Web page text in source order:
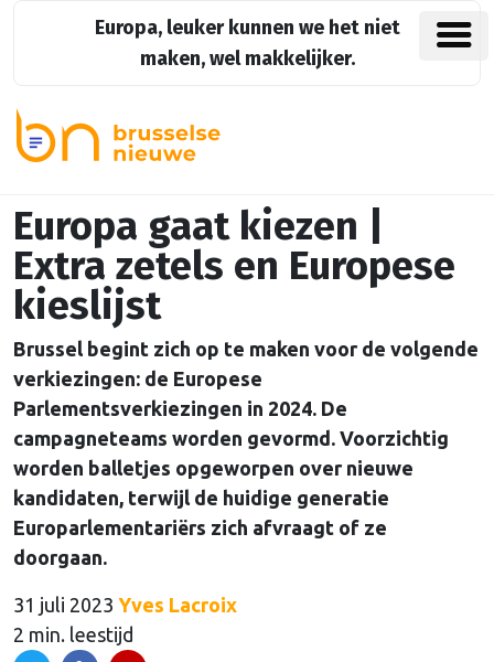
Europa, leuker kunnen we het niet
maken, wel makkelijker.
Europa gaat kiezen |
Extra zetels en Europese
kieslijst
Brussel begint zich op te maken voor de volgende
verkiezingen: de Europese
Parlementsverkiezingen in 2024. De
campagneteams worden gevormd. Voorzichtig
worden balletjes opgeworpen over nieuwe
kandidaten, terwijl de huidige generatie
Europarlementariërs zich afvraagt of ze
doorgaan.
31 juli 2023 Yves Lacroix
2 min. leestijd